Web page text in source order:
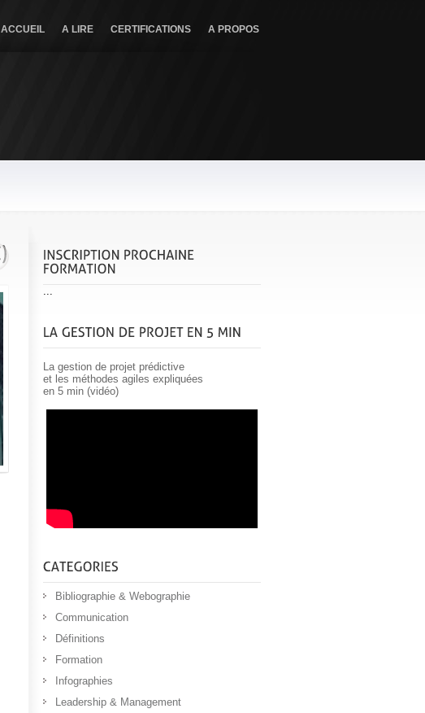
ACCUEIL A LIRE CERTIFICATIONS A PROPOS
La gestion de projet prédictive
et les méthodes agiles expliquées
en 5 min (vidéo)
Bibliographie & Webographie
Communication
Définitions
Formation
Infographies
Leadership & Management